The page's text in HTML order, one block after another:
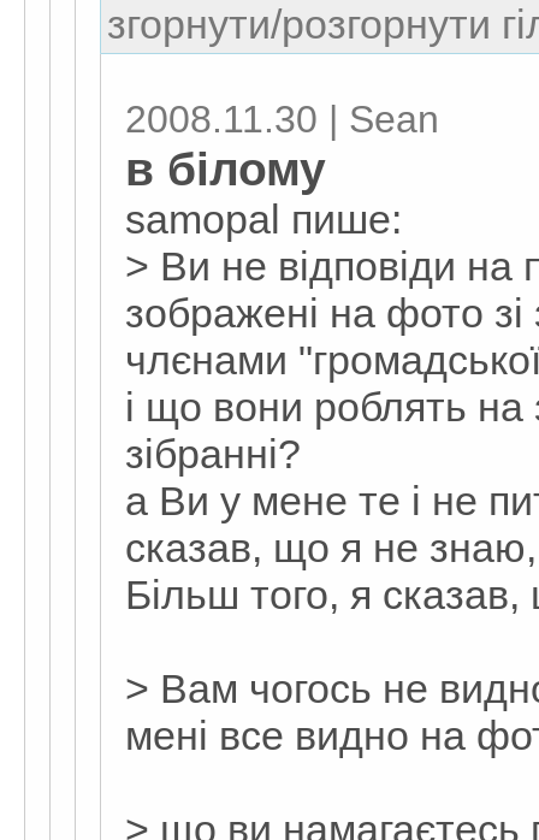
згорнути/розгорнути
2008.11.30 | Sean
в білому
samopal пише:
> Ви не відповіди на
зображені на фото зі
члєнами
і що вони роблять на
зібранні?
а Ви у мене те і не
сказав, що я не
Більш того, я
> Вам чогось не
мені все видно на
> що ви намагаєтесь